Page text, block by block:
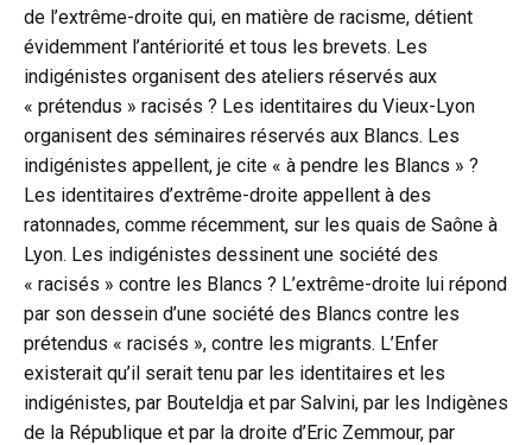
de l’extrême-droite qui, en matière de racisme, détient
évidemment l’antériorité et tous les brevets. Les
indigénistes organisent des ateliers réservés aux
« prétendus » racisés ? Les identitaires du Vieux-Lyon
organisent des séminaires réservés aux Blancs. Les
indigénistes appellent, je cite « à pendre les Blancs » ?
Les identitaires d’extrême-droite appellent à des
ratonnades, comme récemment, sur les quais de Saône à
Lyon. Les indigénistes dessinent une société des
« racisés » contre les Blancs ? L’extrême-droite lui répond
par son dessein d’une société des Blancs contre les
prétendus « racisés », contre les migrants. L’Enfer
existerait qu’il serait tenu par les identitaires et les
indigénistes, par Bouteldja et par Salvini, par les Indigènes
de la République et par la droite d’Eric Zemmour, par